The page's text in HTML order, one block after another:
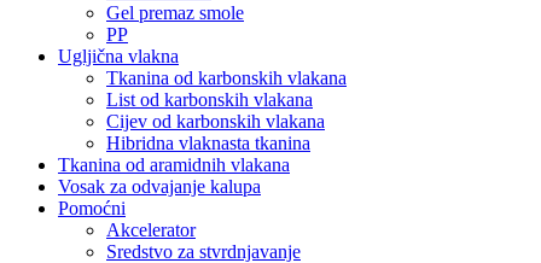
Gel premaz smole
PP
Ugljična vlakna
Tkanina od karbonskih vlakana
List od karbonskih vlakana
Cijev od karbonskih vlakana
Hibridna vlaknasta tkanina
Tkanina od aramidnih vlakana
Vosak za odvajanje kalupa
Pomoćni
Akcelerator
Sredstvo za stvrdnjavanje